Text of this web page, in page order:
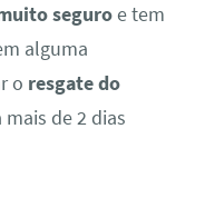
seguroe tem
alguma
o resgate do
de 2 dias